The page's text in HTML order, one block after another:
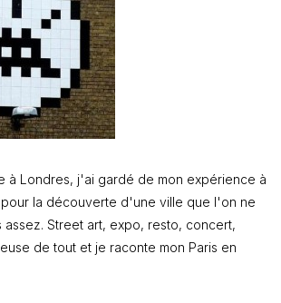
à Londres, j'ai gardé de mon expérience à
la découverte d'une ville que l'on ne
assez. Street art, expo, resto, concert,
de tout et je raconte mon Paris en